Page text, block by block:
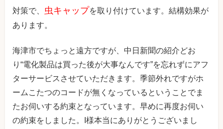
対策で、 虫キャップを取り付けています。結構効果が
あります。
海津市でちょっと遠方ですが、中日新聞の紹介どお
り“電化製品は買った後が大事なんです”を忘れずにアフ
ターサービスさせていただきます。季節外れですがホ
ームこたつのコードが無くなっているということでま
たお伺いする約束となっています。早めに再度お伺い
の約束をしました。I様本当にありがとうございまし